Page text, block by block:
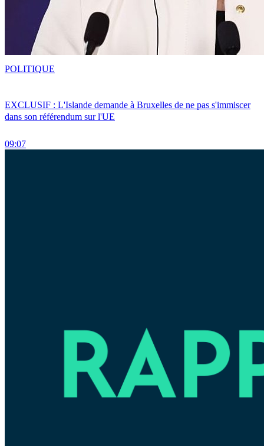
EXCLUSIF : L'Islande demande à Bruxelles de ne pas s'immiscer
dans son référendum sur l'UE
09:07
POLITIQUE